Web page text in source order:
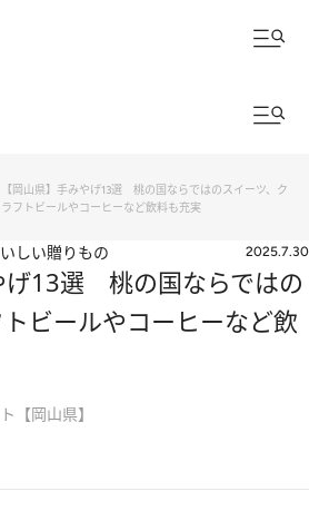
【岡山県】手みやげ13選 桃の国ならではのスイーツ、ク
ラフトビールやコーヒーなど飲料も充実
しい贈りもの 2025.7.30
げ13選 桃の国ならではの
ビールやコーヒーなど飲
【岡山県】